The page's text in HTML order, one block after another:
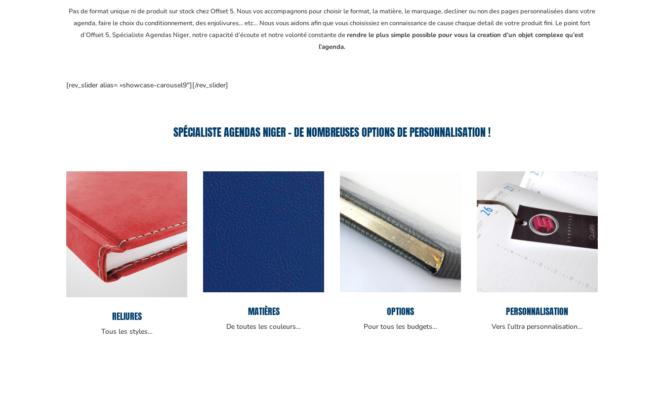
Pas de format unique ni de produit sur stock chez Offset 5. Nous vos accompagnons pour choisir le format, la matière, le marquage, decliner ou non des pages personnalisées dans votre
agenda, faire le choix du conditionnement, des enjolivures… etc… Nous vous aidons afin que vous choisissiez en connaissance de cause chaque detail de votre produit fini. Le point fort
d’Offset 5, Spécialiste Agendas Niger, notre capacité d’écoute et notre volonté constante derendre le plus simple possible pour vous la creation d’un objet complexe qu’est
l’agenda.
[rev_slider alias= »showcase-carousel9″][/rev_slider]
SPÉCIALISTE AGENDAS NIGER – DE NOMBREUSES OPTIONS DE PERSONNALISATION !
RELIURES
Tous les styles…
MATIÈRES
De toutes les couleurs…
OPTIONS
Pour tous les budgets…
PERSONNALISATION
Vers l’ultra personnalisation…